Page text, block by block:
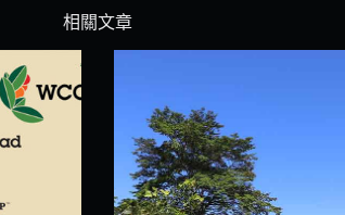
相關文章